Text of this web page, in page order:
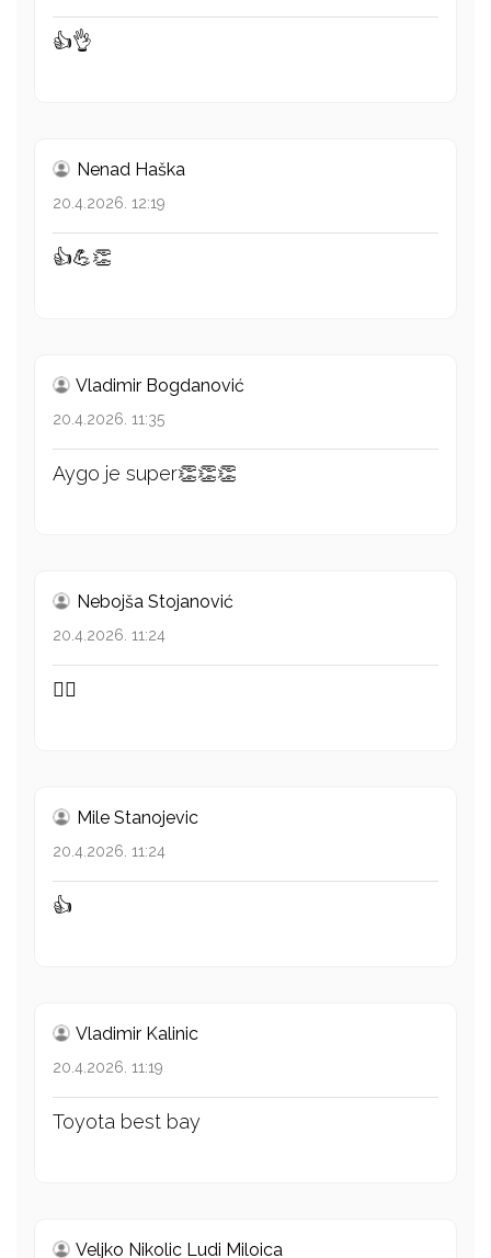
👍👌
Nenad Haška
20.4.2026. 12:19
👍💪👏
Vladimir Bogdanović
20.4.2026. 11:35
Aygo je super👏👏👏
Nebojša Stojanović
20.4.2026. 11:24
👍🏻
Mile Stanojevic
20.4.2026. 11:24
👍
Vladimir Kalinic
20.4.2026. 11:19
Toyota best bay
Veljko Nikolic Ludi Miloica